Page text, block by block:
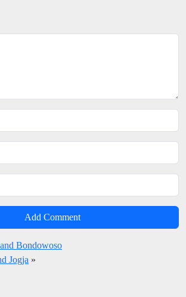
Add Comment
Bondowoso
Jogja »